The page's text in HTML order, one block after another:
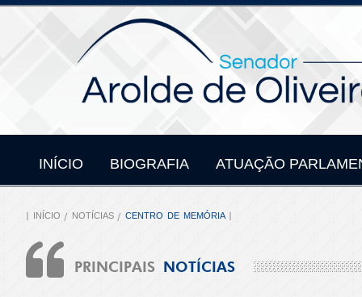
INÍCIO BIOGRAFIA ATUAÇÃO
INÍCIO NOTÍCIAS CENTRO DE MEMÓRIA
PRINCIPAIS NOTÍCIAS